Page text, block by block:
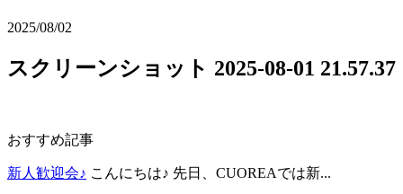
2025/08/02
スクリーンショット 2025-08-01 21.57.37
おすすめ記事
新人歓迎会♪ こんにちは♪ 先日、CUOREAでは新...